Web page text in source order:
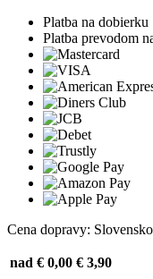
Platba na dobierku
Platba prevodom
Cena dopravy: Slovensko
nad € 0,00 € 3,90